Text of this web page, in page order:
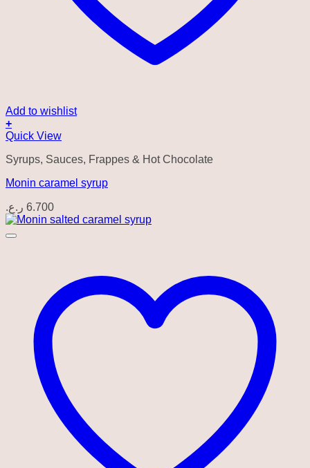
Add to wishlist
+
Quick View
Syrups, Sauces, Frappes & Hot Chocolate
Monin caramel syrup
6.700 ر.ع.